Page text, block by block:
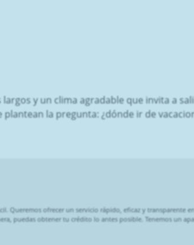
y un clima agradable que invita a
la pregunta: ¿dónde ir de
Queremos ofrecer un servicio rápido, eficaz y transparente
puedas obtener tu crédito lo antes posible. Tenemos un